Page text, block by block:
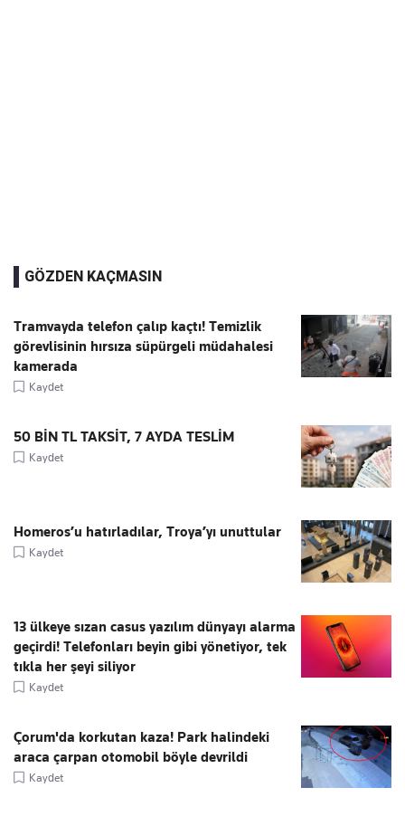
GÖZDEN KAÇMASIN
Tramvayda telefon çalıp kaçtı! Temizlik
görevlisinin hırsıza süpürgeli müdahalesi
kamerada
Kaydet
50 BİN TL TAKSİT, 7 AYDA TESLİM
Kaydet
Homeros’u hatırladılar, Troya’yı unuttular
Kaydet
13 ülkeye sızan casus yazılım dünyayı alarma
geçirdi! Telefonları beyin gibi yönetiyor, tek
tıkla her şeyi siliyor
Kaydet
Çorum'da korkutan kaza! Park halindeki
araca çarpan otomobil böyle devrildi
Kaydet